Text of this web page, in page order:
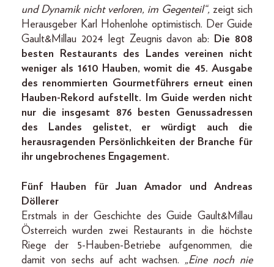
und Dynamik nicht verloren, im Gegenteil“, zeigt sich
Herausgeber Karl Hohenlohe optimistisch. Der Guide
Gault&Millau 2024 legt Zeugnis davon ab: Die 808
besten Restaurants des Landes vereinen nicht
weniger als 1610 Hauben, womit die 45. Ausgabe
des renommierten Gourmetführers erneut einen
Hauben-Rekord aufstellt. Im Guide werden nicht
nur die insgesamt 876 besten Genussadressen
des Landes gelistet, er würdigt auch die
herausragenden Persönlichkeiten der Branche für
ihr ungebrochenes Engagement.
Fünf Hauben für Juan Amador und Andreas
Döllerer
Erstmals in der Geschichte des Guide Gault&Millau
Österreich wurden zwei Restaurants in die höchste
Riege der 5-Hauben-Betriebe aufgenommen, die
damit von sechs auf acht wachsen. „Eine noch nie